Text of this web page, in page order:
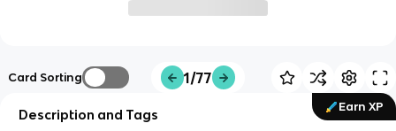
Card Sorting 1/77
Earn XP
Description and Tags